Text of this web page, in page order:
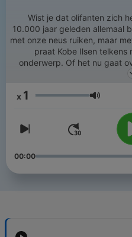
Wist je dat olifanten zich
10.000 jaar geleden allemaal
met onze neus ruiken, maar met onze
praat Kobe Ilsen telkens
onderwerp. Of het nu gaat
of eenzaamheid: telkens is
עוצמת שמע 1
00:00